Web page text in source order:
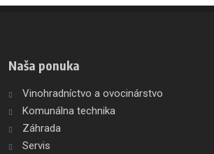
odoslať
Naša ponuka
Vinohradníctvo a ovocinárstvo
Komunálna technika
Záhrada
Servis